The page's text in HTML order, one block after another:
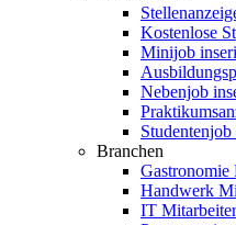
Kostenlose
Minijob
Nebenjob
Studentenjob
Branchen
Gastronomie
Handwerk
IT